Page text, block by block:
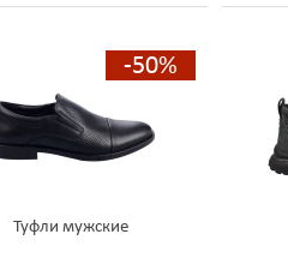
-50%
Туфли мужские